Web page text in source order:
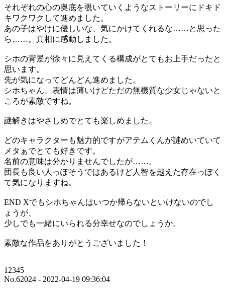
それぞれの心の奥底を覗いていくようなストーリーにドキド
キワクワクして進めました。
あの子はやけに優しいな、気にかけてくれるな……と思った
ら……。真相に感動しました。
シホの背景が徐々に見えてくる構成がとてもお上手だったと
思います。
先が気になってどんどん進めました。
シホちゃん、表情は薄いけどただの無機質な少女じゃないと
ころが素敵ですね。
謎解きはやさしめでとても楽しめました。
どのキャラクターも魅力的ですがアテムくんが謎めいていて
メタぁでとても好きです。
名前の意味は分かりませんでしたが……。
団長も良い人っぽそうではあるけど人智を越えた存在っぽく
て気になりますね。
END Xでもシホちゃんはいつか帰らないといけないのでし
ょうが、
少しでも一緒にいられる分幸せなのでしょうか。
素敵な作品をありがとうございました！
12345
No.62024 - 2022-04-19 09:36:04